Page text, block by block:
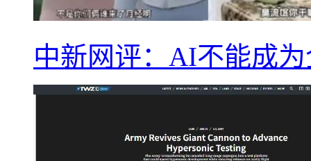
中新网评：AI不能成